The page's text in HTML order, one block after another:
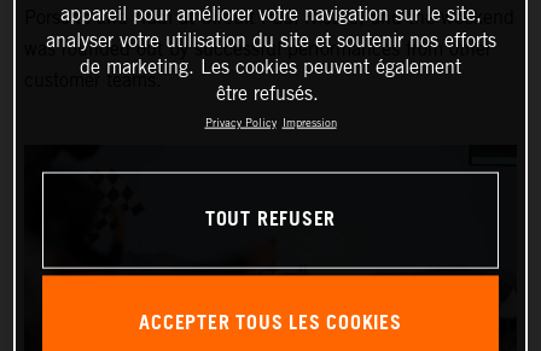
Porsche and Audi at Circuit Paul Ricard, and the weekend
was rounded out by successful performances from other
customer teams.
appareil pour améliorer votre navigation sur le site,
analyser votre utilisation du site et soutenir nos efforts
de marketing. Les cookies peuvent également
être refusés.
Privacy Policy Impression
TOUT REFUSER
ACCEPTER TOUS LES COOKIES